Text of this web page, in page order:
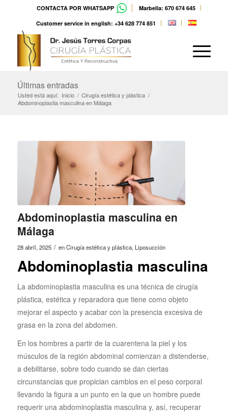
CONTACTA POR WHATSAPP
Marbella: 670 674 645
Customer service in english: +34 628 774 851
Últimas entradas
Usted está aquí: Inicio / Cirugía estética y plástica /
Abdominoplastia masculina en Málaga
Abdominoplastia masculina en
Málaga
28 abril, 2025 / enCirugía estética y plástica, Liposucción
Abdominoplastia masculina
La abdominoplastia masculina es una técnica de cirugía
plástica, estética y reparadora que tiene como objeto
mejorar el aspecto y acabar con la presencia excesiva de
grasa en la zona del abdomen.
En los hombres a partir de la cuarentena la piel y los
músculos de la región abdominal comienzan a distenderse,
a debilitarse, sobre todo cuando se dan ciertas
circunstancias que propician cambios en el peso corporal
llevando la figura a un punto en la que un hombre puede
requerir una abdominoplastia masculina y, así, recuperar